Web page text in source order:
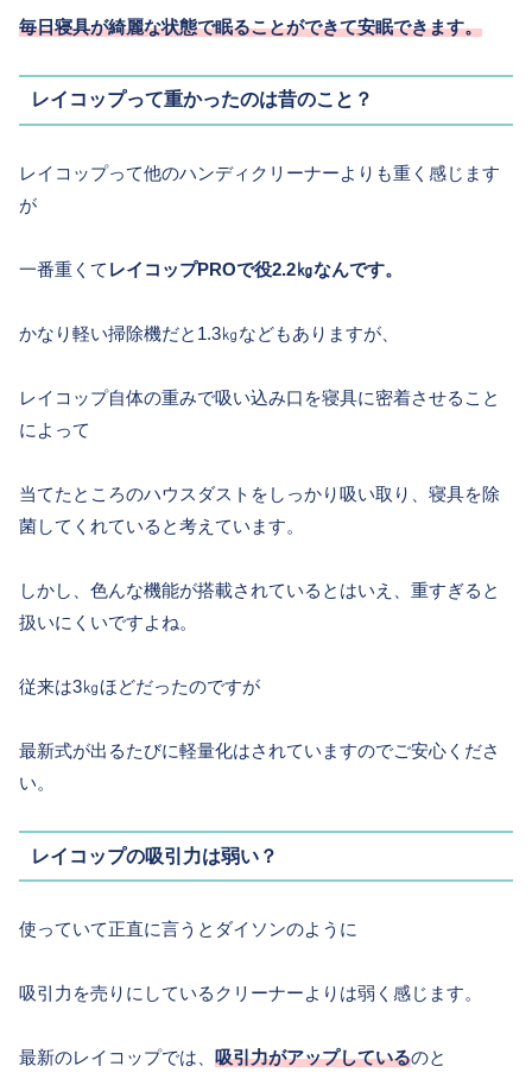
毎日寝具が綺麗な状態で眠ることができて安眠できます。
レイコップって重かったのは昔のこと？
レイコップって他のハンディクリーナーよりも重く感じます
が
一番重くて レイコップPROで役2.2㎏なんです。
かなり軽い掃除機だと1.3㎏などもありますが、
レイコップ自体の重みで吸い込み口を寝具に密着させること
によって
当てたところのハウスダストをしっかり吸い取り、寝具を除
菌してくれていると考えています。
しかし、色んな機能が搭載されているとはいえ、重すぎると
扱いにくいですよね。
従来は3㎏ほどだったのですが
最新式が出るたびに軽量化はされていますのでご安心くださ
い。
レイコップの吸引力は弱い？
使っていて正直に言うとダイソンのように
吸引力を売りにしているクリーナーよりは弱く感じます。
最新のレイコップでは、 吸引力がアップしているのと